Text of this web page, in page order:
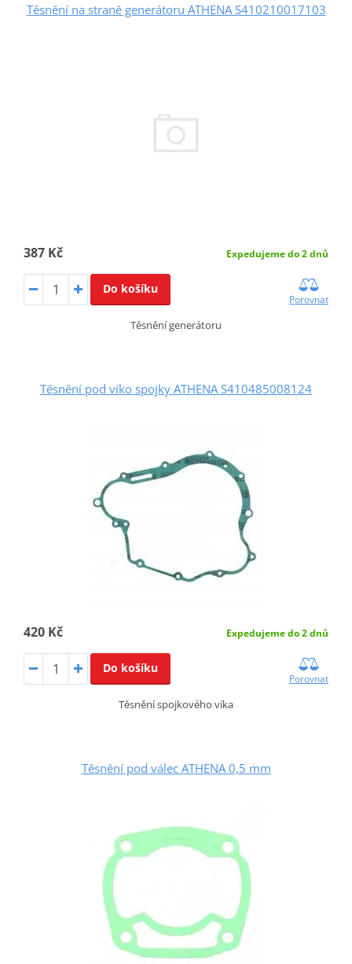
Těsnění na straně generátoru ATHENA S410210017103
387 Kč Expedujeme do 2 dnů
Do košíku
Porovnat
Těsnění generátoru
Těsnění pod víko spojky ATHENA S410485008124
420 Kč Expedujeme do 2 dnů
Do košíku
Porovnat
Těsnění spojkového víka
Těsnění pod válec ATHENA 0,5 mm